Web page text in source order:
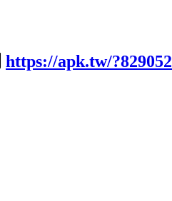
https://apk.tw/?829052